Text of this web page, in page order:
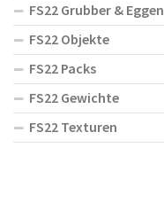
FS22 Grubber & Eggen
FS22 Objekte
FS22 Packs
FS22 Gewichte
FS22 Texturen